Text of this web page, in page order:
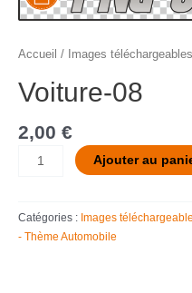
Accueil / Images téléchargeables
Voiture-08
2,00 €
Ajouter au
Catégories : Images
- Thème Automobile